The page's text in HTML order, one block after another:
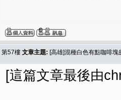
第57樓 文章主題: [高雄]混種白色有點咖啡
[這篇文章最後由